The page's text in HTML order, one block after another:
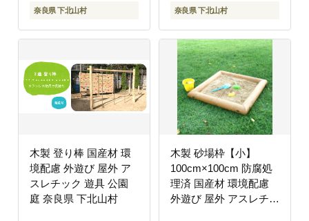
奈良県 下北山村 奈良県 下北山村
木製 登り棒 国産材 環
境配慮 外遊び 屋外 ア
スレチック 遊具 公園
庭 奈良県 下北山村
木製 砂場枠【小】
100cm×100cm 防腐処
理済 国産材 環境配慮
外遊び 屋外 アスレチッ